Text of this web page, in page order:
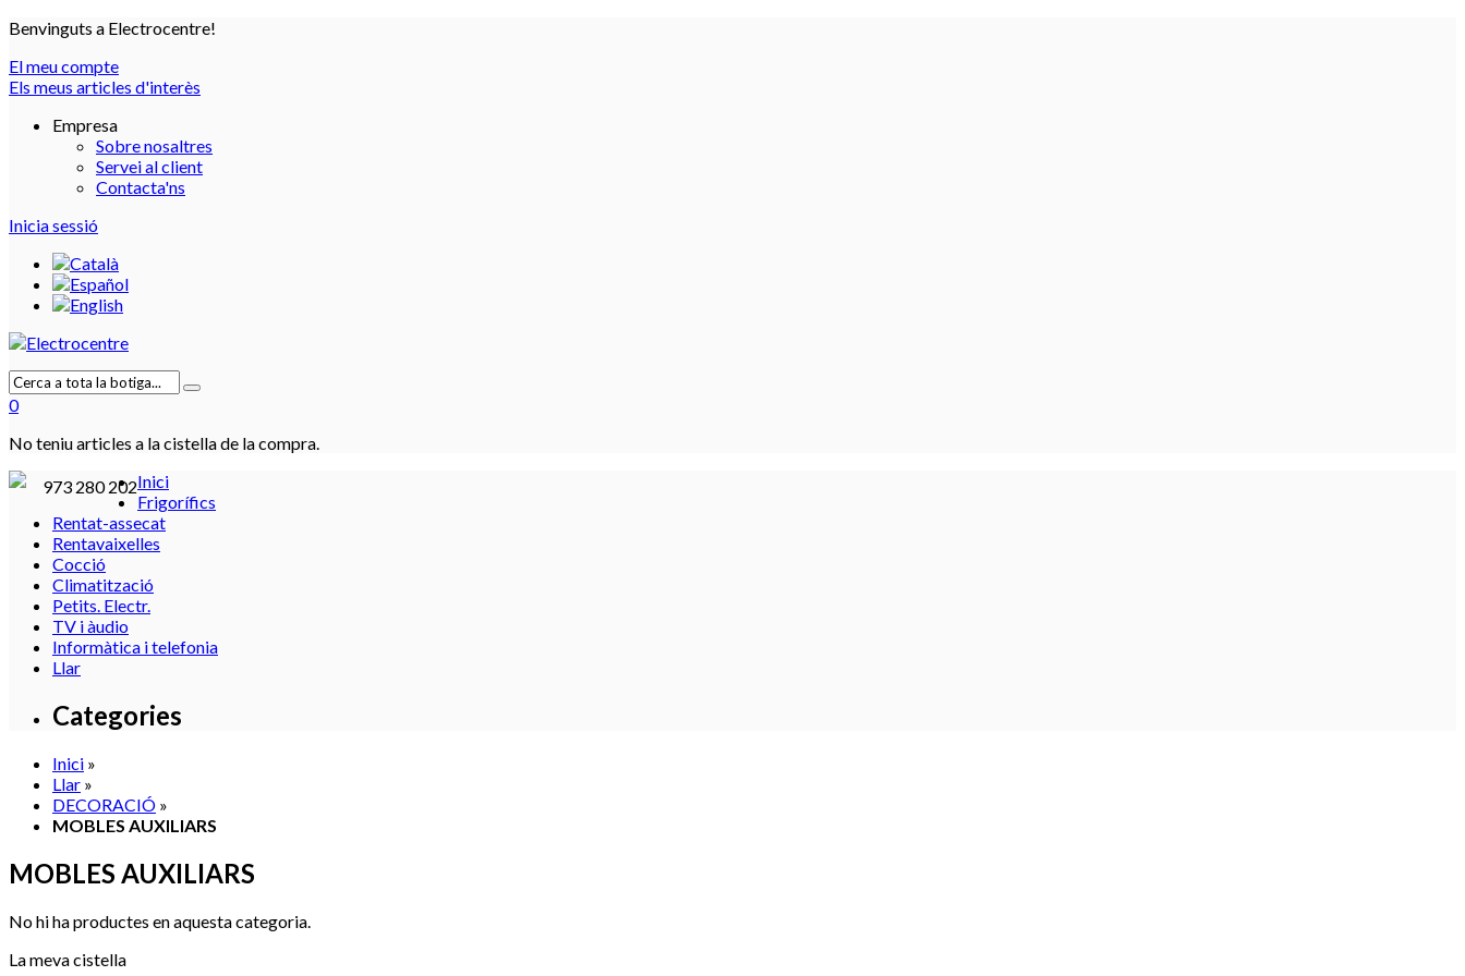
Benvinguts a Electrocentre!
El meu compte
Els meus articles d'interès
Empresa
Sobre nosaltres
Servei al client
Contacta'ns
Inicia sessió
0
No teniu articles a la cistella de la compra.
973 280 202Inici
Frigorífics
Rentat-assecat
Rentavaixelles
Cocció
Climatització
Petits. Electr.
TV i àudio
Informàtica i telefonia
Llar
Categories
Inici »
Llar »
DECORACIÓ »
MOBLES AUXILIARS
MOBLES AUXILIARS
No hi ha productes en aquesta categoria.
La meva cistella